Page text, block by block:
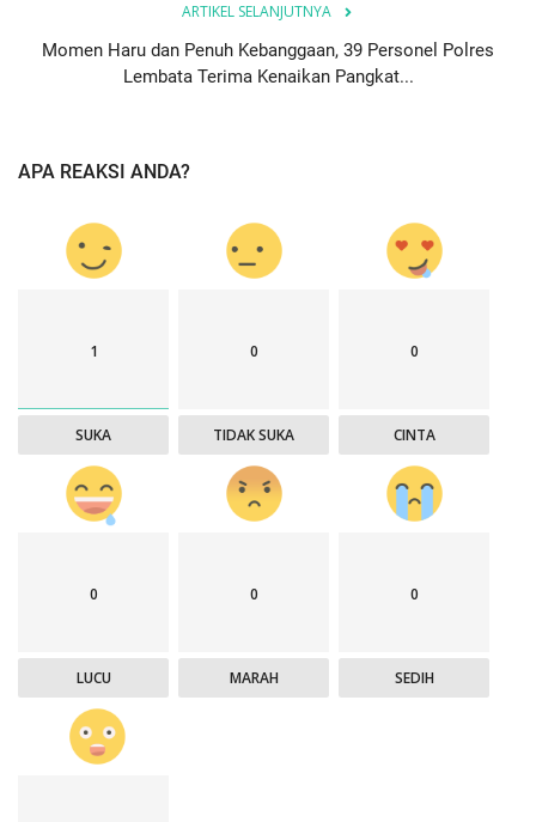
ARTIKEL SELANJUTNYA
Momen Haru dan Penuh Kebanggaan, 39 Personel Polres
Lembata Terima Kenaikan Pangkat...
APA REAKSI ANDA?
1
SUKA
0
TIDAK SUKA
0
CINTA
0
LUCU
0
MARAH
0
SEDIH